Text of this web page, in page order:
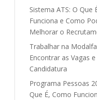
Sistema ATS: O Que
Funciona e Como
Melhorar o
Trabalhar na
Encontrar as Vagas e
Candidatura
Programa Pessoas
Que É, Como